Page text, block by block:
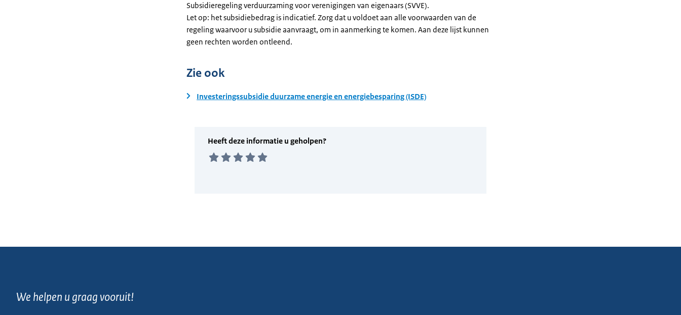
Subsidieregeling verduurzaming voor verenigingen van eigenaars (SVVE).
Let op: het subsidiebedrag is indicatief. Zorg dat u voldoet aan alle voorwaarden van de
regeling waarvoor u subsidie aanvraagt, om in aanmerking te komen. Aan deze lijst kunnen
geen rechten worden ontleend.
Zie ook
Investeringssubsidie duurzame energie en energiebesparing (ISDE)
We helpen u graag vooruit!